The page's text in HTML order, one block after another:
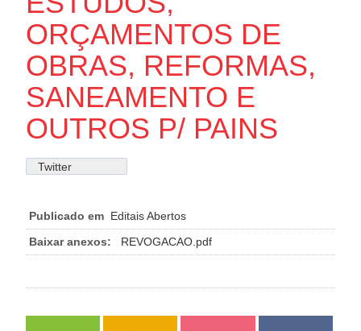
ORÇAMENTOS DE
OBRAS, REFORMAS,
SANEAMENTO E
OUTROS P/ PAINS
Twitter
Publicado em Editais Abertos
Baixar anexos:
REVOGACAO.pdf